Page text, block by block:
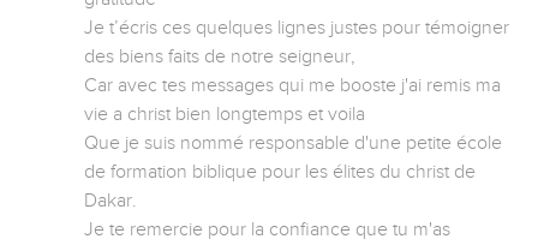
Je t’écris ces quelques lignes justes pour témoigner
des biens faits de notre seigneur,
Car avec tes messages qui me booste j'ai remis ma
vie a christ bien longtemps et voila
Que je suis nommé responsable d'une petite école
de formation biblique pour les élites du christ de
Dakar.
Je te remercie pour la confiance que tu m'as